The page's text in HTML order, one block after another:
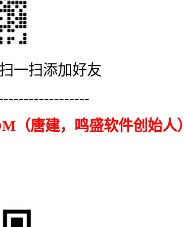
一扫添加好友
（唐建，鸣盛软件创始人）